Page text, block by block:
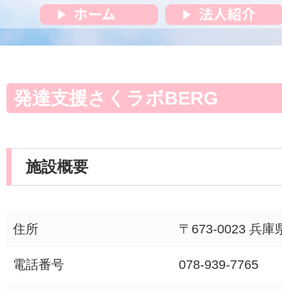
発達支援さくラボBERG
施設概要
住所 〒673-0023 兵庫
電話番号 078-939-7765